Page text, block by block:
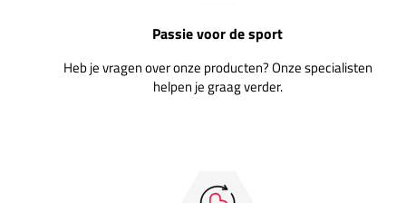
Passie voor de sport
Heb je vragen over onze producten? Onze specialisten
helpen je graag verder.